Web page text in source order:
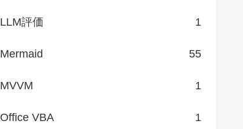
LLM評価 1
Mermaid 55
MVVM 1
Office VBA 1